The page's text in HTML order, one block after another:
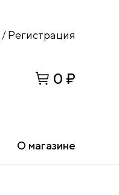
/ Регистрация
0 ₽
О магазине